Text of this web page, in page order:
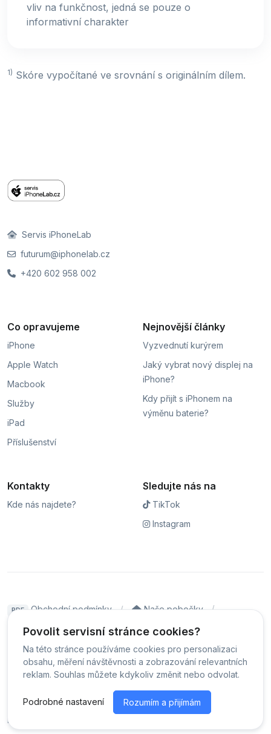
vliv na funkčnost, jedná se pouze o
informativní charakter
1) Skóre vypočítané ve srovnání s originálním dílem.
Povolit servisní stránce cookies?
Na této stránce používáme cookies pro personalizaci
obsahu, měření návštěvnosti a zobrazování relevantních
reklam. Souhlas můžete kdykoliv změnit nebo odvolat.
Podrobné nastavení Rozumím a přijímám
Servis iPhoneLab
futurum@iphonelab.cz
+420 602 958 002
Co opravujeme
iPhone
Apple Watch
Macbook
Služby
iPad
Příslušenství
Nejnovější články
Vyzvednutí kurýrem
Jaký vybrat nový displej na
iPhone?
Kdy přijít s iPhonem na
výměnu baterie?
Kontakty
Kde nás najdete?
Sledujte nás na
TikTok
Instagram
PDF Obchodní podmínky
Naše pobočky
Čeština
© Servis iPhoneLab - 2026 - Všechna práva vyhrazena.
Změnit preference cookies
Běžíme na